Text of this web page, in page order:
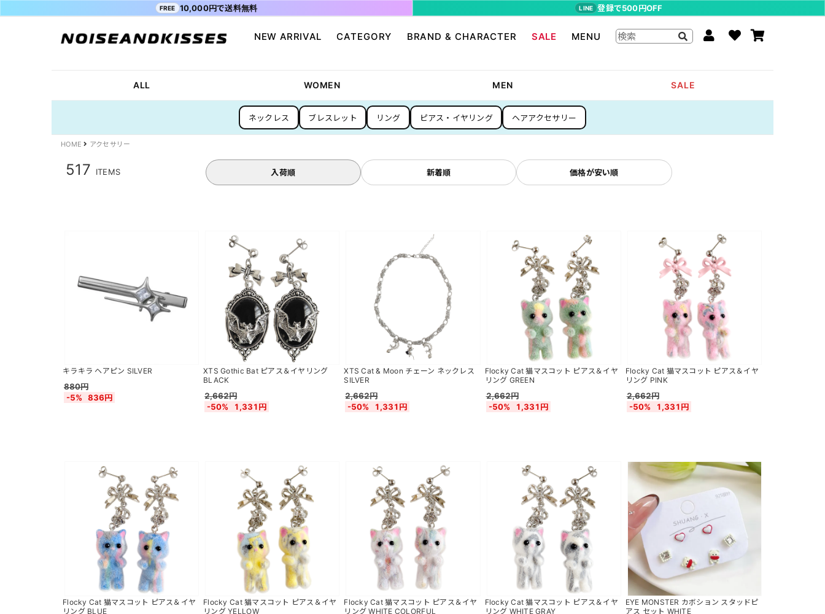
NEW ARRIVAL CATEGORY
WOMEN
ジャケット
スウェット・ニット
ワンピース
バッグ
帽子・雑貨
シューズ・靴下
BRAND & CHARACTER
VISION STREET WEAR
ODD SOX
MISHKA
キャラジャン
ドラゴンボール
Dr.スランプ アラレちゃん
ディズニー
サンリオ
guernika
BETTY BOOP
エンジェルブルー
スポンジ・ボブ
The Beatles
P-CHAN
キャスパー
SALE MENU
送料・お支払い方法
ブログ
INTERNATIONAL
FREE 10,000円で送料無料 LINE 登録で500円OFF
ALL WOMEN MEN SALE
ネックレス ブレスレット リング ピアス・イヤリング ヘアアクセサリー
HOME アクセサリー
517 ITEMS 入荷順 新着順 価格が安い順
キラキラ ヘアピン SILVER
880円
-5%
836円
XTS Gothic Bat ピアス＆イヤリング
BLACK
2,662円
-50%
1,331円
XTS Cat & Moon チェーン ネックレス
SILVER
2,662円
-50%
1,331円
Flocky Cat 猫マスコット ピアス＆イヤ
リング GREEN
2,662円
-50%
1,331円
Flocky Cat 猫マスコット ピアス＆イヤ
リング PINK
2,662円
-50%
1,331円
Flocky Cat 猫マスコット ピアス＆イヤ
リング BLUE
Flocky Cat 猫マスコット ピアス＆イヤ
リング YELLOW
Flocky Cat 猫マスコット ピアス＆イヤ
リング WHITE COLORFUL
Flocky Cat 猫マスコット ピアス＆イヤ
リング WHITE GRAY
EYE MONSTER カボション スタッドピ
アス セット WHITE